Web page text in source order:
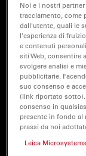
Noi e i nostri
tracciamento, come
dall'utente, quali le
l'esperienza di
e contenuti
siti Web, consentire
svolgere analisi e
pubblicitarie.
suo consenso e
(link riportato
consenso in
presente in fondo al
prassi da noi
Leica